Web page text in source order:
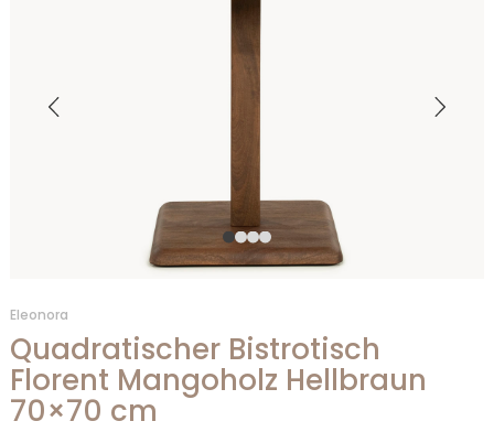
Eleonora
Quadratischer Bistrotisch
Florent Mangoholz Hellbraun
70×70 cm